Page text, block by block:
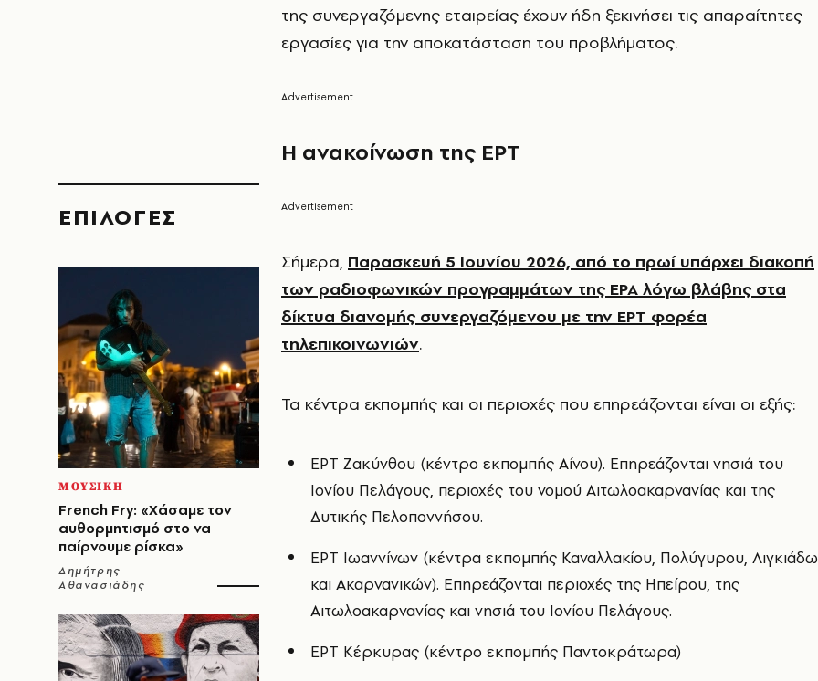
EΠΙΛΟΓΈΣ
ΜΟΥΣΙΚΗ
French Fry: «Χάσαμε τον
αυθορμητισμό στο να
παίρνουμε ρίσκα»
Δημήτρης
Αθανασιάδης
της συνεργαζόμενης εταιρείας έχουν ήδη ξεκινήσει τις απαραίτητες
εργασίες για την αποκατάσταση του προβλήματος.
Η ανακοίνωση της ΕΡΤ
Σήμερα, Παρασκευή 5 Ιουνίου 2026, από το πρωί υπάρχει διακοπή
των ραδιοφωνικών προγραμμάτων της ΕΡΑ λόγω βλάβης στα
δίκτυα διανομής συνεργαζόμενου με την ΕΡΤ φορέα
τηλεπικοινωνιών.
Τα κέντρα εκπομπής και οι περιοχές που επηρεάζονται είναι οι εξής:
ΕΡΤ Ζακύνθου (κέντρο εκπομπής Αίνου). Επηρεάζονται νησιά του
Ιονίου Πελάγους, περιοχές του νομού Αιτωλοακαρνανίας και της
Δυτικής Πελοποννήσου.
ΕΡΤ Ιωαννίνων (κέντρα εκπομπής Καναλλακίου, Πολύγυρου,
και Ακαρνανικών). Επηρεάζονται περιοχές της Ηπείρου, της
Αιτωλοακαρνανίας και νησιά του Ιονίου Πελάγους.
ΕΡΤ Κέρκυρας (κέντρο εκπομπής Παντοκράτωρα)